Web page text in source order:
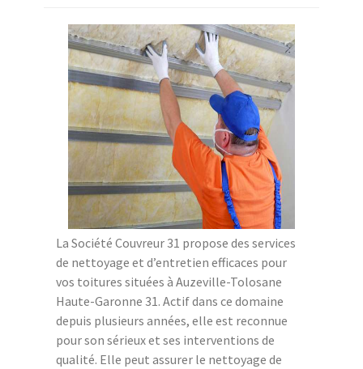
La Société Couvreur 31 propose des services
de nettoyage et d’entretien efficaces pour
vos toitures situées à Auzeville-Tolosane
Haute-Garonne 31. Actif dans ce domaine
depuis plusieurs années, elle est reconnue
pour son sérieux et ses interventions de
qualité. Elle peut assurer le nettoyage de